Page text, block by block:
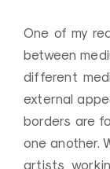
One of my
between
different
external
borders are
one another.
artists